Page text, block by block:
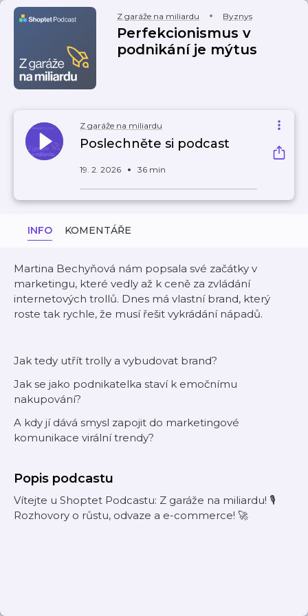
Z garáže na miliardu Byznys
Perfekcionismus v
podnikání je mýtus
Z garáže na miliardu
Poslechněte si podcast
19. 2. 2026 36 min
INFO KOMENTÁŘE
Martina Bechyňová nám popsala své začátky v
marketingu, které vedly až k ceně za zvládání
internetových trollů. Dnes má vlastní brand, který
roste tak rychle, že musí řešit vykrádání nápadů.
Jak tedy utřít trolly a vybudovat brand?
Jak se jako podnikatelka staví k emočnímu
nakupování?
A kdy jí dává smysl zapojit do marketingové
komunikace virální trendy?
Popis podcastu
Vítejte u Shoptet Podcastu: Z garáže na miliardu! 🎙️
Rozhovory o růstu, odvaze a e-commerce! 🚀